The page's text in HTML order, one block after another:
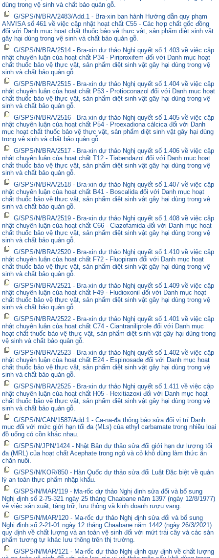
dùng trong vệ sinh và chất bảo quản gỗ.
G/SPS/N/BRA/2483/Add.1 - Bra-xin ban hành Hướng dẫn quy phạm
ANVISA số 461 về việc cập nhật hoạt chất C55 - Các hợp chất gốc đồng
đối với Danh mục hoạt chất thuốc bảo vệ thực vật, sản phẩm diệt sinh vật
gây hại dùng trong vệ sinh và chất bảo quản gỗ.
G/SPS/N/BRA/2514 - Bra-xin dự thảo Nghị quyết số 1.403 về việc cập
nhật chuyên luận của hoạt chất P34 - Piriproxifem đối với Danh mục hoạt
chất thuốc bảo vệ thực vật, sản phẩm diệt sinh vật gây hại dùng trong vệ
sinh và chất bảo quản gỗ.
G/SPS/N/BRA/2515 - Bra-xin dự thảo Nghị quyết số 1.404 về việc cập
nhật chuyên luận của hoạt chất P53 - Protioconazol đối với Danh mục hoạt
chất thuốc bảo vệ thực vật, sản phẩm diệt sinh vật gây hại dùng trong vệ
sinh và chất bảo quản gỗ.
G/SPS/N/BRA/2516 - Bra-xin dự thảo Nghị quyết số 1.405 về việc cập
nhật chuyên luận của hoạt chất P54 - Proexadiona cálcica đối với Danh
mục hoạt chất thuốc bảo vệ thực vật, sản phẩm diệt sinh vật gây hại dùng
trong vệ sinh và chất bảo quản gỗ.
G/SPS/N/BRA/2517 - Bra-xin dự thảo Nghị quyết số 1.406 về việc cập
nhật chuyên luận của hoạt chất T12 - Tiabendazol đối với Danh mục hoạt
chất thuốc bảo vệ thực vật, sản phẩm diệt sinh vật gây hại dùng trong vệ
sinh và chất bảo quản gỗ.
G/SPS/N/BRA/2518 - Bra-xin dự thảo Nghị quyết số 1.407 về việc cập
nhật chuyên luận của hoạt chất B41 - Boscalida đối với Danh mục hoạt
chất thuốc bảo vệ thực vật, sản phẩm diệt sinh vật gây hại dùng trong vệ
sinh và chất bảo quản gỗ.
G/SPS/N/BRA/2519 - Bra-xin dự thảo Nghị quyết số 1.408 về việc cập
nhật chuyên luận của hoạt chất C66 - Ciazofamida đối với Danh mục hoạt
chất thuốc bảo vệ thực vật, sản phẩm diệt sinh vật gây hại dùng trong vệ
sinh và chất bảo quản gỗ.
G/SPS/N/BRA/2520 - Bra-xin dự thảo Nghị quyết số 1.410 về việc cập
nhật chuyên luận của hoạt chất F72 - Fluopiram đối với Danh mục hoạt
chất thuốc bảo vệ thực vật, sản phẩm diệt sinh vật gây hại dùng trong vệ
sinh và chất bảo quản gỗ.
G/SPS/N/BRA/2521 - Bra-xin dự thảo Nghị quyết số 1.409 về việc cập
nhật chuyên luận của hoạt chất F49 - Fludioxonil đối với Danh mục hoạt
chất thuốc bảo vệ thực vật, sản phẩm diệt sinh vật gây hại dùng trong vệ
sinh và chất bảo quản gỗ.
G/SPS/N/BRA/2522 - Bra-xin dự thảo Nghị quyết số 1.401 về việc cập
nhật chuyên luận của hoạt chất C74 - Ciantraniliprole đối với Danh mục
hoạt chất thuốc bảo vệ thực vật, sản phẩm diệt sinh vật gây hại dùng trong
vệ sinh và chất bảo quản gỗ.
G/SPS/N/BRA/2523 - Bra-xin dự thảo Nghị quyết số 1.402 về việc cập
nhật chuyên luận của hoạt chất E24 - Espinosade đối với Danh mục hoạt
chất thuốc bảo vệ thực vật, sản phẩm diệt sinh vật gây hại dùng trong vệ
sinh và chất bảo quản gỗ.
G/SPS/N/BRA/2525 - Bra-xin dự thảo Nghị quyết số 1.411 về việc cập
nhật chuyên luận của hoạt chất H05 - Hexitiazoxi đối với Danh mục hoạt
chất thuốc bảo vệ thực vật, sản phẩm diệt sinh vật gây hại dùng trong vệ
sinh và chất bảo quản gỗ.
G/SPS/N/CAN/1587/Add.1 - Ca-na-đa thông báo sửa đổi vị trí Danh
mục đối với mức giới hạn tối đa (MLs) của ethyl carbamate trong nhiều loại
đồ uống có cồn khác nhau.
G/SPS/N/JPN/1424 - Nhật Bản dự thảo sửa đổi giới hạn dư lượng tối
đa (MRL) của hoạt chất Acephate trong ngô và cỏ khô dùng làm thức ăn
chăn nuôi.
G/SPS/N/KOR/850 - Hàn Quốc dự thảo sửa đổi Luật Đặc biệt về quản
lý an toàn thực phẩm nhập khẩu.
G/SPS/N/MAR/119 - Ma-rốc dự thảo Nghị định sửa đổi và bổ sung
Nghị định số 2-75-321 ngày 25 tháng Chaabane năm 1397 (ngày 12/8/1977)
về việc sản xuất, tàng trữ, lưu thông và kinh doanh rượu vang.
G/SPS/N/MAR/120 - Ma-rốc dự thảo Nghị định sửa đổi và bổ sung
Nghị định số 2-21-01 ngày 12 tháng Chaabane năm 1442 (ngày 26/3/2021)
quy định về chất lượng và an toàn vệ sinh đối với mứt trái cây và các sản
phẩm tương tự khác lưu thông trên thị trường.
G/SPS/N/MAR/121 - Ma-rốc dự thảo Nghị định quy định về chất lượng